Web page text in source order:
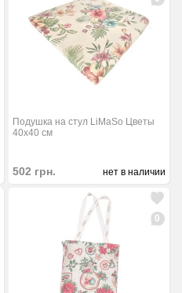
Подушка на стул LiMaSo Цветы
40х40 см
502 грн. нет в наличии
0